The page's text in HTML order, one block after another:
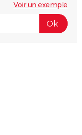
Voir un exemple